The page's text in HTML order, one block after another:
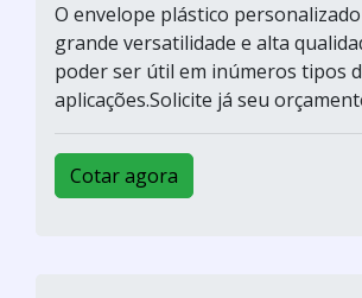
O envelope plástico
grande versatilidade e alta
poder ser útil em inúmeros tipos
aplicações.Solicite já seu
Cotar agora